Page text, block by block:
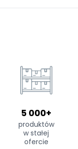
5 000+
produktów
w stałej
ofercie